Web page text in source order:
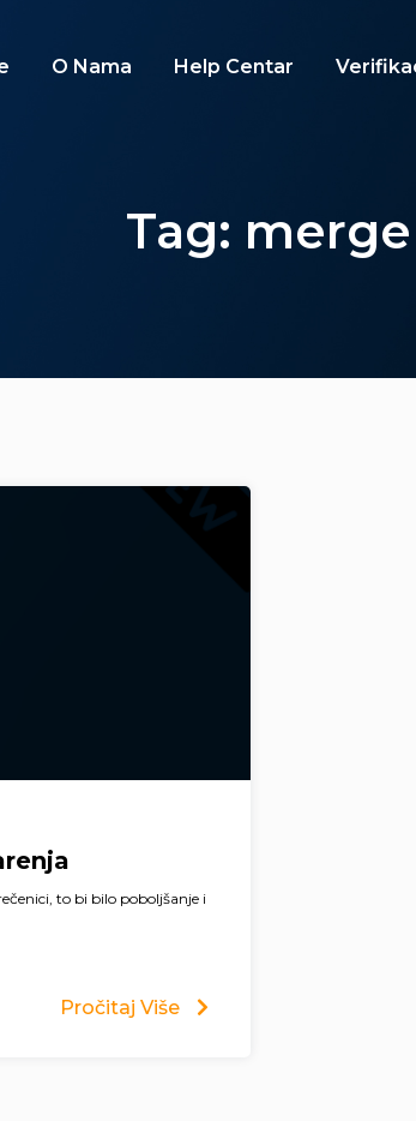
O Nama Help Centar
Tag: merge
to bi bilo poboljšanje i
Pročitaj Više